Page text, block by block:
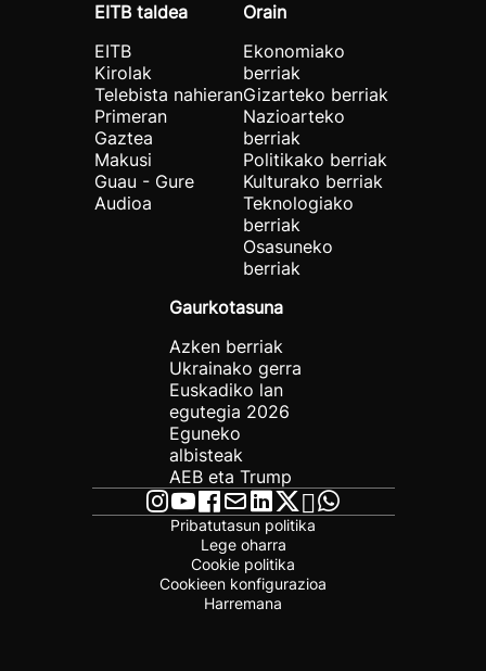
EITB taldea
EITB
Kirolak
Telebista nahieran
Primeran
Gaztea
Makusi
Guau - Gure
Audioa
Orain
Ekonomiako
berriak
Gizarteko berriak
Nazioarteko
berriak
Politikako berriak
Kulturako berriak
Teknologiako
berriak
Osasuneko
berriak
Gaurkotasuna
Azken berriak
Ukrainako gerra
Euskadiko lan
egutegia 2026
Eguneko
albisteak
AEB eta Trump
Pribatutasun politika
Lege oharra
Cookie politika
Cookieen konfigurazioa
Harremana